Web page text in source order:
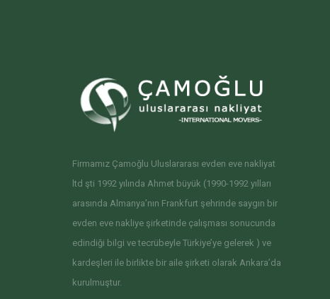
Firmamız Çamoğlu Uluslararası evden eve nakliyat
ltd şti 1992 yılında Ahmet büyük (1990-1992 yılları
arasında Almanya’nın Frankfurt şehrinde saygın bir
evden eve nakliye şirketinde çalışması sonucunda
edindiği bilgi ve tecrübeyle Türkiye’ye gelerek ) ve
kardeşleri ile birlikte bir aile şirketi olarak Ankara’da
kurulmuştur.